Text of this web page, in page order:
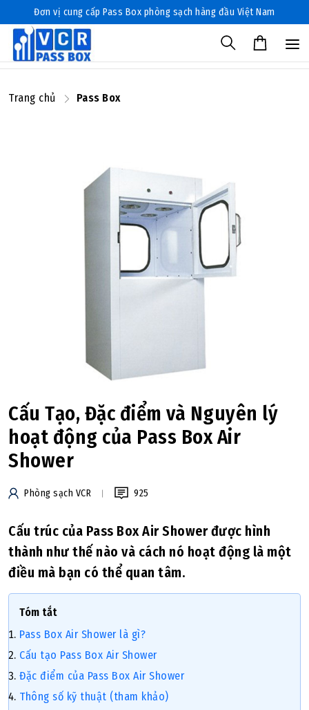
Đơn vị cung cấp Pass Box phòng sạch hàng đầu Việt Nam
Trang chủ Pass Box
Cấu Tạo, Đặc điểm và Nguyên lý
hoạt động của Pass Box Air
Shower
Phòng sạch VCR 925
Cấu trúc của Pass Box Air Shower được hình
thành như thế nào và cách nó hoạt động là một
điều mà bạn có thể quan tâm.
Tóm tắt
Pass Box Air Shower là gì?
Cấu tạo Pass Box Air Shower
Đặc điểm của Pass Box Air Shower
Thông số kỹ thuật (tham khảo)